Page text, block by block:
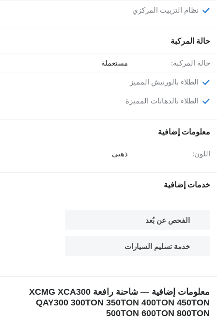
نظام التزييت المركزي
حالة المركبة
حالة المركبة: مستعملة
الطلاء بالورنيش المميز
الطلاء بالدهانات المميزة
معلومات إضافية
اللون: ذهبي
خدمات إضافية
الفحص عن بُعد
خدمة تسليم السيارات
معلومات إضافية — شاحنة رافعة XCMG XCA300
QAY300 300TON 350TON 400TON 450TON
500TON 600TON 800TON